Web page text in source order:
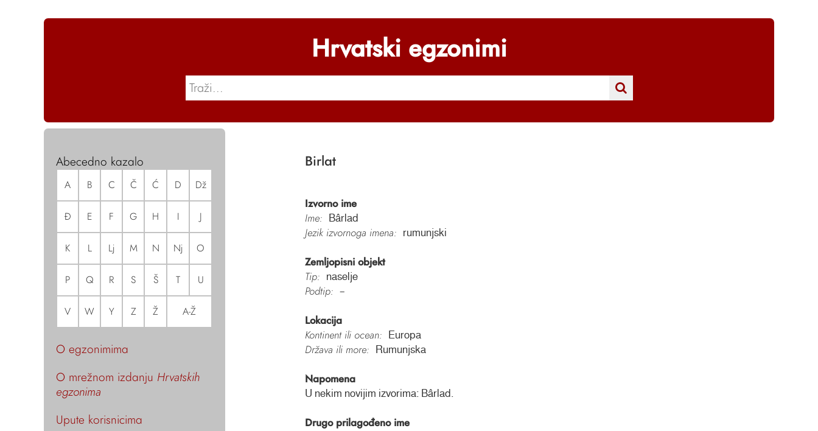
Hrvatski egzonimi
Abecedno kazalo
A B C Č Ć D Dž
Đ E F G H I J
K L Lj M N Nj O
P Q R S Š T U
V W Y Z Ž A-Ž
O egzonimima
O mrežnom izdanju Hrvatskih
egzonima
Upute korisnicima
Birlat
Izvorno ime
Ime:
Bârlad
Jezik izvornoga imena: rumunjski
Zemljopisni objekt
Tip:
naselje
Podtip: –
Lokacija
Kontinent ili ocean:
Europa
Država ili more: Rumunjska
Napomena
U nekim novijim izvorima: Bârlad.
Drugo prilagođeno ime